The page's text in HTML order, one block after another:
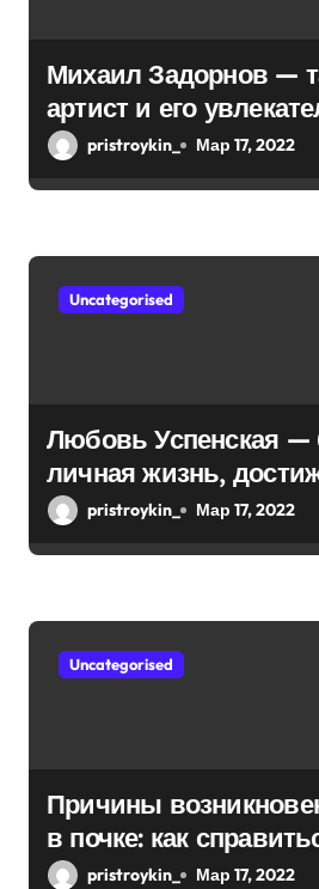
и
с
я
Михаил Задорнов —
артист и его
биография —
pristroykin_ Мар 17, 2022
Uncategorised
Любовь Успенская —
личная жизнь,
pristroykin_ Мар 17, 2022
Uncategorised
Причины
в почке: как
болезнью
pristroykin_ Мар 17, 2022